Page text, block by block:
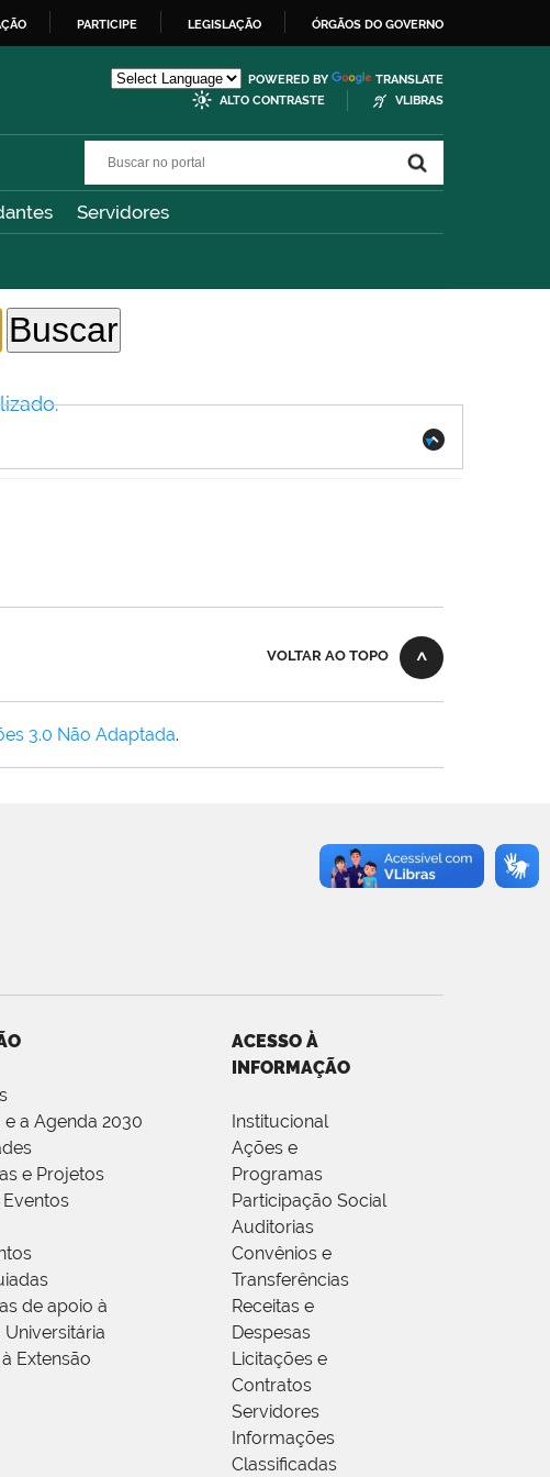
PARTICIPE LEGISLAÇÃO ÓRGÃOS DO GOVERNO
POWERED BY
TRANSLATE
ALTO CONTRASTE
VLIBRAS
Servidores
VOLTAR AO TOPO
3.0 Não Adaptada.
e a Agenda 2030
e Projetos
de apoio à
Universitária
Extensão
ACESSO À
INFORMAÇÃO
Institucional
Ações e
Programas
Participação Social
Auditorias
Convênios e
Transferências
Receitas e
Despesas
Licitações e
Contratos
Servidores
Informações
Classificadas